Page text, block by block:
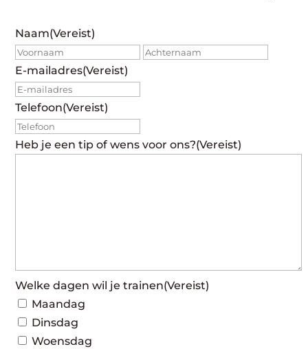
Naam(Vereist)
Voornaam
E-mailadres(Vereist)
Telefoon(Vereist)
Heb je een tip of wens voor ons?(Vereist)
Welke dagen wil je trainen(Vereist)
Maandag
Dinsdag
Woensdag